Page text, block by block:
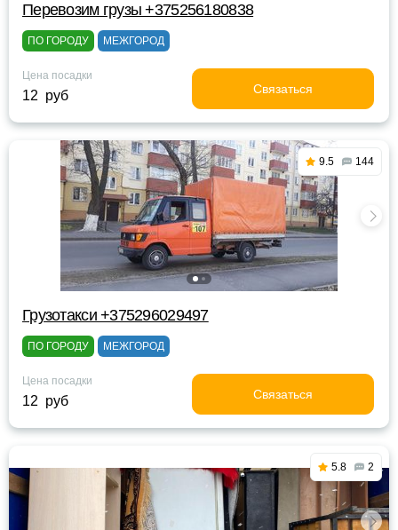
Перевозим грузы +375256180838
ПО ГОРОДУ МЕЖГОРОД
Цена посадки
12 руб Связаться
9.5 144
Грузотакси +375296029497
ПО ГОРОДУ МЕЖГОРОД
Цена посадки
12 руб Связаться
5.8 2